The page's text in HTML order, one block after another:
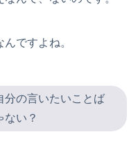
ですよね。
分の言いたいことば
ない？